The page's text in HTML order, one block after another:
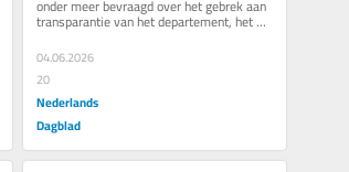
onder meer bevraagd over het gebrek aan
transparantie van het departement, het
gebruik van ‘twijfelachtige...
04.06.2026
20
Nederlands
Dagblad